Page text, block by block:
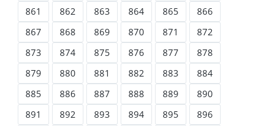
861
862 863 864 865
866
867
868 869 870 871
872
873
874 875 876 877
878
879
880 881 882 883
884
885
886 887 888 889
890
891
892 893 894 895
896